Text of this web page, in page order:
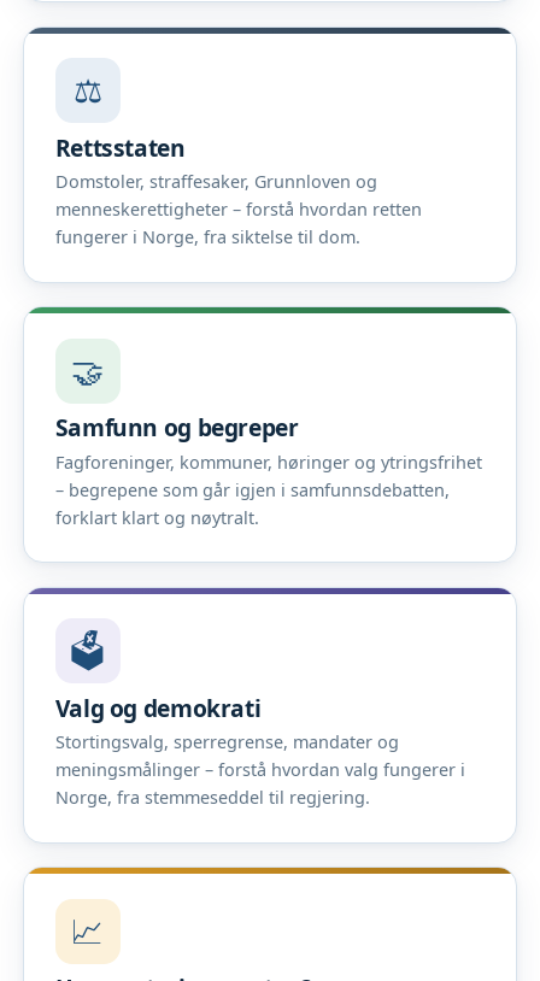
⚖️
Rettsstaten
Domstoler, straffesaker, Grunnloven og
menneskerettigheter – forstå hvordan retten
fungerer i Norge, fra siktelse til dom.
🤝
Samfunn og begreper
Fagforeninger, kommuner, høringer og ytringsfrihet
– begrepene som går igjen i samfunnsdebatten,
forklart klart og nøytralt.
🗳️
Valg og demokrati
Stortingsvalg, sperregrense, mandater og
meningsmålinger – forstå hvordan valg fungerer i
Norge, fra stemmeseddel til regjering.
📈